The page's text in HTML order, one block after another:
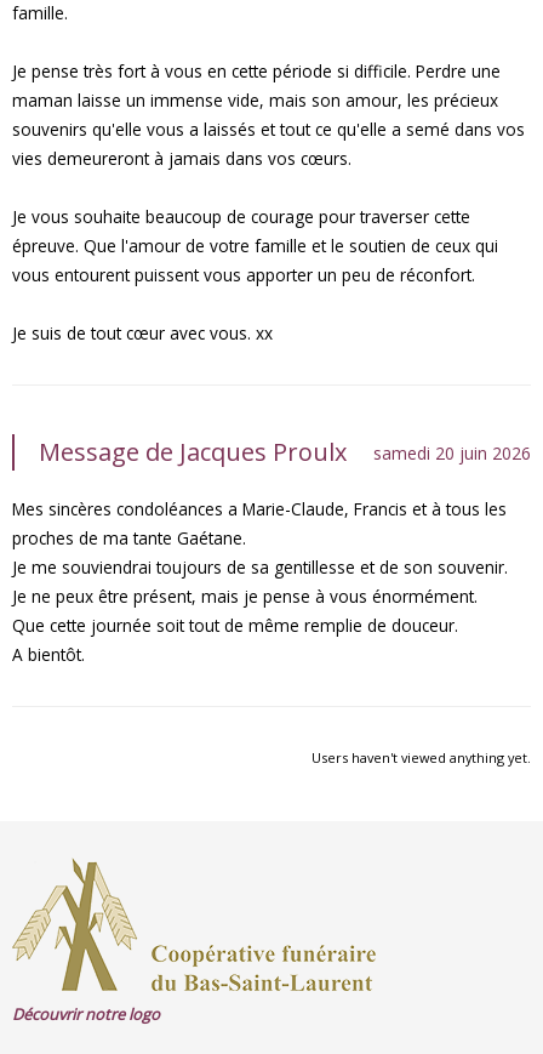
famille.
Je pense très fort à vous en cette période si difficile. Perdre une
maman laisse un immense vide, mais son amour, les précieux
souvenirs qu'elle vous a laissés et tout ce qu'elle a semé dans vos
vies demeureront à jamais dans vos cœurs.
Je vous souhaite beaucoup de courage pour traverser cette
épreuve. Que l'amour de votre famille et le soutien de ceux qui
vous entourent puissent vous apporter un peu de réconfort.
Je suis de tout cœur avec vous. xx
Message de Jacques Proulx samedi 20 juin 2026
Mes sincères condoléances a Marie-Claude, Francis et à tous les
proches de ma tante Gaétane.
Je me souviendrai toujours de sa gentillesse et de son souvenir.
Je ne peux être présent, mais je pense à vous énormément.
Que cette journée soit tout de même remplie de douceur.
A bientôt.
Users haven't viewed anything yet.
Découvrir notre logo